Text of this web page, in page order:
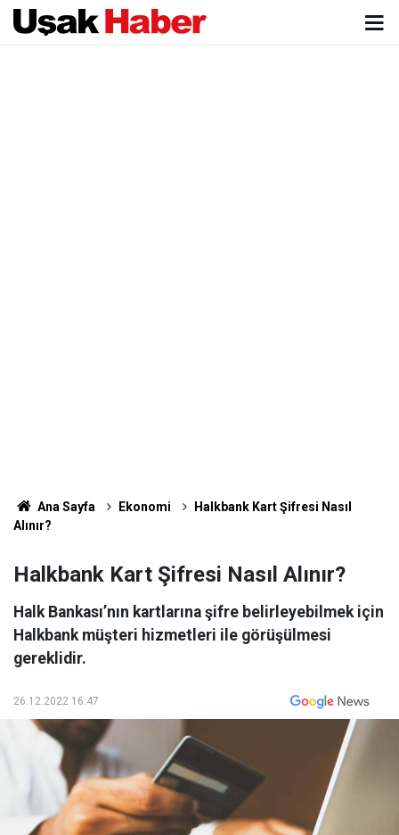
Ana Sayfa Ekonomi
Halkbank Kart Şifresi Nasıl
Alınır?
Halkbank Kart Şifresi Nasıl Alınır?
Halk Bankası’nın kartlarına şifre belirleyebilmek için
Halkbank müşteri hizmetleri ile görüşülmesi
gereklidir.
26.12.2022 16:47